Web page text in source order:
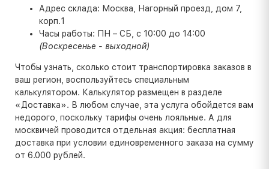
Адрес склада: Москва, Нагорный проезд, дом 7,
корп.1
Часы работы: ПН – СБ, с 10:00 до 14:00
(Воскресенье - выходной)
Чтобы узнать, сколько стоит транспортировка заказов в
ваш регион, воспользуйтесь специальным
калькулятором. Калькулятор размещен в разделе
«Доставка». В любом случае, эта услуга обойдется вам
недорого, поскольку тарифы очень лояльные. А для
москвичей проводится отдельная акция: бесплатная
доставка при условии единовременного заказа на сумму
от 6.000 рублей.